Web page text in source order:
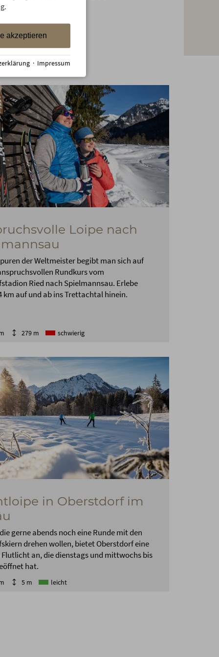
Loipe nach
der Weltmeister begibt man sich auf
Rundkurs vom
Ried nach Spielmannsau. Erlebe
km auf und ab ins Trettachtal hinein.
279 m schwierig
in Oberstdorf im
gerne abends noch eine Runde mit den
drehen wollen, bietet Oberstdorf eine
Flutlicht an, die dienstags und mittwochs bis
hat.
5 m leicht
akzeptieren
· Impressum